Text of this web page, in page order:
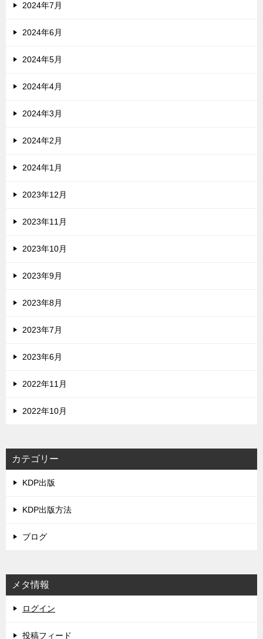
2024年7月
2024年6月
2024年5月
2024年4月
2024年3月
2024年2月
2024年1月
2023年12月
2023年11月
2023年10月
2023年9月
2023年8月
2023年7月
2023年6月
2022年11月
2022年10月
カテゴリー
KDP出版
KDP出版方法
ブログ
メタ情報
ログイン
投稿フィード